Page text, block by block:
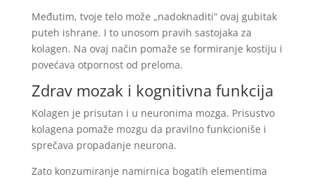
Međutim, tvoje telo može „nadoknaditi“ ovaj gubitak
puteh ishrane. I to unosom pravih sastojaka za
kolagen. Na ovaj način pomaže se formiranje kostiju i
povećava otpornost od preloma.
Zdrav mozak i kognitivna funkcija
Kolagen je prisutan i u neuronima mozga. Prisustvo
kolagena pomaže mozgu da pravilno funkcioniše i
sprečava propadanje neurona.
Zato konzumiranje namirnica bogatih elementima